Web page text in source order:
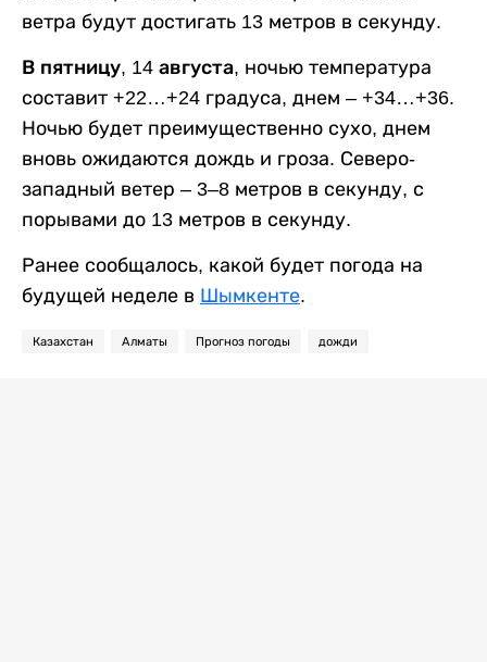
ветра будут достигать 13 метров в секунду.
В пятницу, 14 августа, ночью температура
составит +22…+24 градуса, днем – +34…+36.
Ночью будет преимущественно сухо, днем
вновь ожидаются дождь и гроза. Северо-
западный ветер – 3–8 метров в секунду, с
порывами до 13 метров в секунду.
Ранее сообщалось, какой будет погода на
будущей неделе в Шымкенте.
Казахстан Алматы Прогноз погоды дожди